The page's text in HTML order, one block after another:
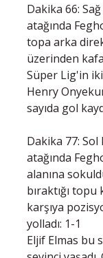
Dakika 66:
atağında
topa arka
üzerinden
Süper Lig'in
Henry
sayıda gol
Dakika 77:
atağında
alanına
bıraktığı
karşıya
yolladı: 1-1
Eljif Elmas bu